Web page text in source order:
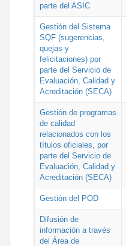
parte del ASIC
Gestión del Sistema
SQF (sugerencias,
quejas y
felicitaciones) por
parte del Servicio de
Evaluación, Calidad y
Acreditación (SECA)
Gestión de programas
de calidad
relacionados con los
títulos oficiales, por
parte del Servicio de
Evaluación, Calidad y
Acreditación (SECA)
Gestión del POD
Difusión de
información a través
del Área de